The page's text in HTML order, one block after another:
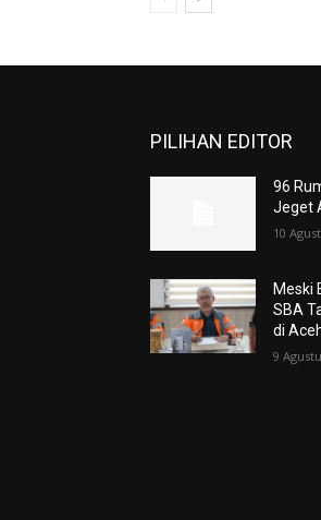
PILIHAN EDITOR
96
Jeget
10
Meski
SBA
di
9